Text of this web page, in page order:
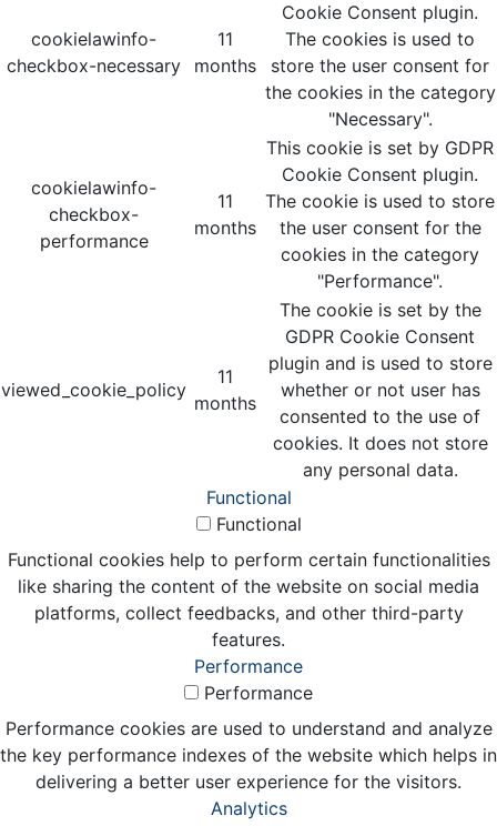
cookielawinfo-
checkbox-necessary
11
months
Cookie Consent plugin.
The cookies is used to
store the user consent for
the cookies in the category
"Necessary".
cookielawinfo-
checkbox-
performance
11
months
This cookie is set by GDPR
Cookie Consent plugin.
The cookie is used to store
the user consent for the
cookies in the category
"Performance".
viewed_cookie_policy
11
months
The cookie is set by the
GDPR Cookie Consent
plugin and is used to store
whether or not user has
consented to the use of
cookies. It does not store
any personal data.
Functional
Functional
Functional cookies help to perform certain functionalities
like sharing the content of the website on social media
platforms, collect feedbacks, and other third-party
features.
Performance
Performance
Performance cookies are used to understand and analyze
the key performance indexes of the website which helps in
delivering a better user experience for the visitors.
Analytics